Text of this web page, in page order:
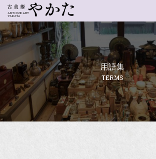
用語集
TERMS